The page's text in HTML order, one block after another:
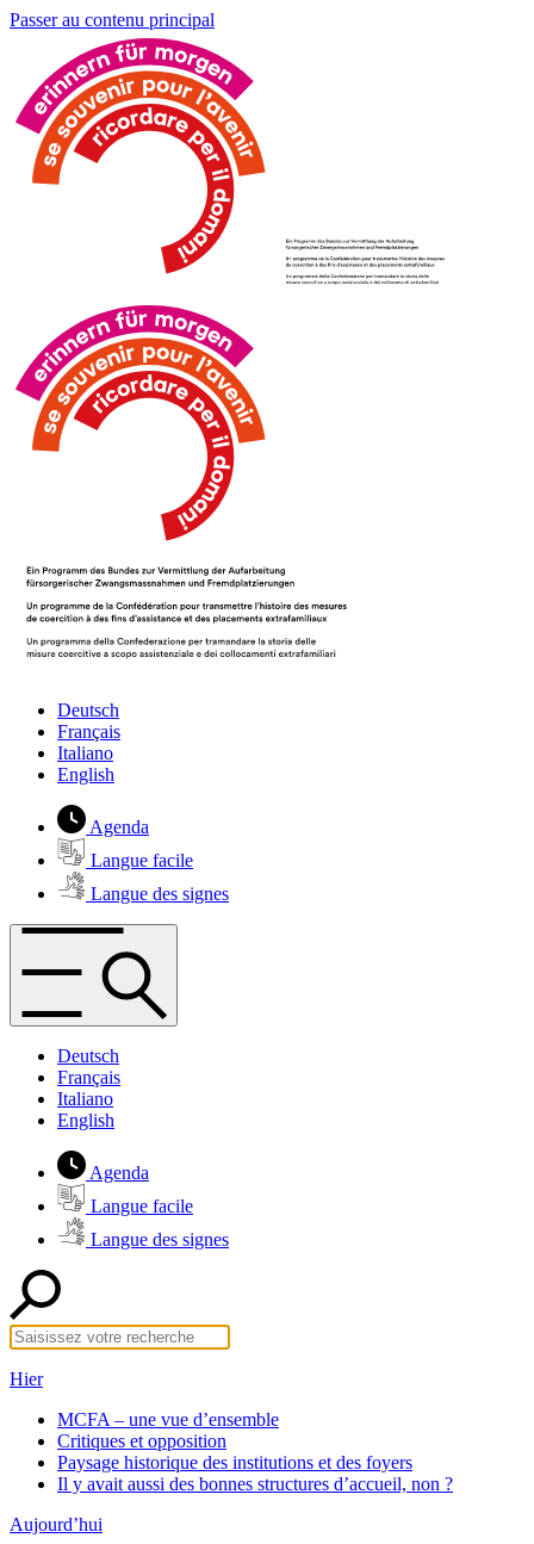
Passer au contenu principal
Deutsch
Français
Italiano
English
Agenda
Langue facile
Langue des signes
Deutsch
Français
Italiano
English
Agenda
Langue facile
Langue des signes
Hier
MCFA – une vue d’ensemble
Critiques et opposition
Paysage historique des institutions et des foyers
Il y avait aussi des bonnes structures d’accueil, non ?
Aujourd’hui